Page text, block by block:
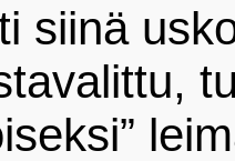
siinä